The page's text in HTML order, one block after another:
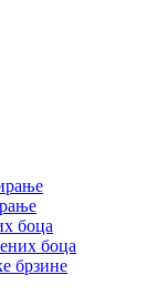
боца
боца
брзине